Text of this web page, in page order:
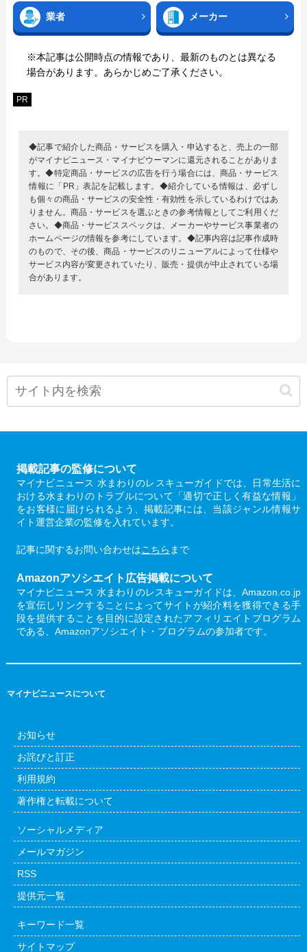
業者 メーカー
※本記事は公開時点の情報であり、最新のものとは異なる
場合があります。あらかじめご了承ください。
PR
◆記事で紹介した商品・サービスを購入・申込すると、売上の一部
がマイナビニュース・マイナビウーマンに還元されることがありま
す。◆特定商品・サービスの広告を行う場合には、商品・サービス
情報に「PR」表記を記載します。◆紹介している情報は、必ずし
も個々の商品・サービスの安全性・有効性を示しているわけではあ
りません。商品・サービスを選ぶときの参考情報としてご利用くだ
さい。◆商品・サービススペックは、メーカーやサービス事業者の
ホームページの情報を参考にしています。◆記事内容は記事作成時
のもので、その後、商品・サービスのリニューアルによって仕様や
サービス内容が変更されていたり、販売・提供が中止されている場
合があります。
掲載記事の監修について
マイナビニュース 水まわりのレスキューガイドでは、日常生活に
おける水まわりのトラブルについて「適切で正しく有益な情報」
をお客様に届けられるよう、掲載記事には、当該ジャンル情報サ
イト運営企業の監修を入れています。
記事に関するお問い合わせはこちら まで
Amazonアソシエイト広告掲載について
マイナビニュース 水まわりのレスキューガイドは、Amazon.co.jp
を宣伝しリンクすることによってサイトが紹介料を獲得できる手
段を提供することを目的に設定されたアフィリエイトプログラム
である、Amazonアソシエイト・プログラムの参加者です。
マイナビニュースについて
お知らせ
お詫びと訂正
利用規約
著作権と転載について
ソーシャルメディア
メールマガジン
RSS
提供元一覧
キーワード一覧
サイトマップ